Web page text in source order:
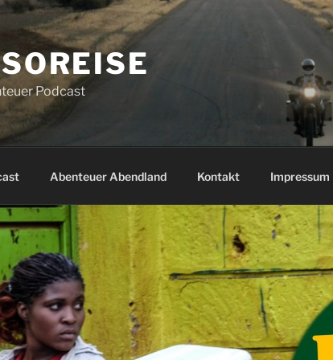
Podcast
Abenteuer Abendland Kontakt Impressum